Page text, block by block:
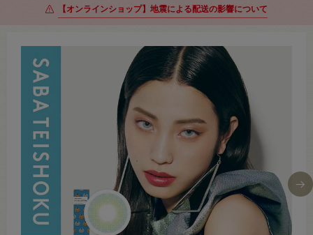
【オンラインショップ】地震による配送の影響について